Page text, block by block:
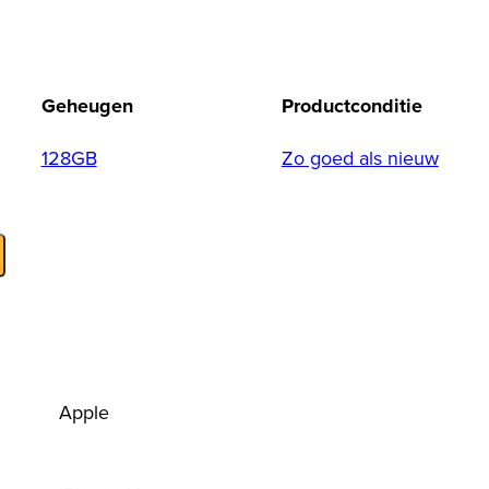
Geheugen
128GB
Productconditie
Zo goed als nieuw
Apple